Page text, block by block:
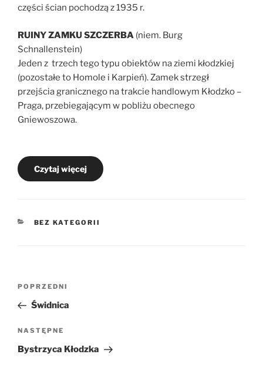
części ścian pochodzą z 1935 r.
RUINY ZAMKU SZCZERBA (niem. Burg
Schnallenstein)
Jeden z trzech tego typu obiektów na ziemi kłodzkiej
(pozostałe to Homole i Karpień). Zamek strzegł
przejścia granicznego na trakcie handlowym Kłodzko –
Praga, przebiegającym w pobliżu obecnego
Gniewoszowa.
Czytaj więcej
KATEGORIE
BEZ KATEGORII
Nawigacja
wpisu
Poprzedni
wpis
POPRZEDNI
Świdnica
Następny
wpis
NASTĘPNE
Bystrzyca Kłodzka